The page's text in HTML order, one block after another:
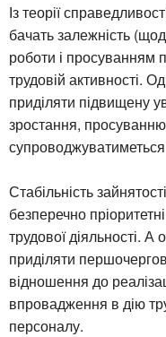
Із теорії
бачать залежність
роботи і просуванням
трудовій активності.
приділяти підвищену
зростання,
Стабільність
безперечно
трудової діяльності.
приділяти
відношення до
впровадження в дію
персоналу.